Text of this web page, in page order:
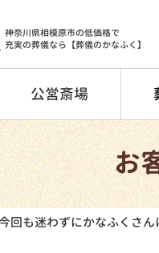
神奈川県相模原市の低価格で
充実の葬儀なら【葬儀のかなふく】
公営斎場
お
回も迷わずにかなふくさ